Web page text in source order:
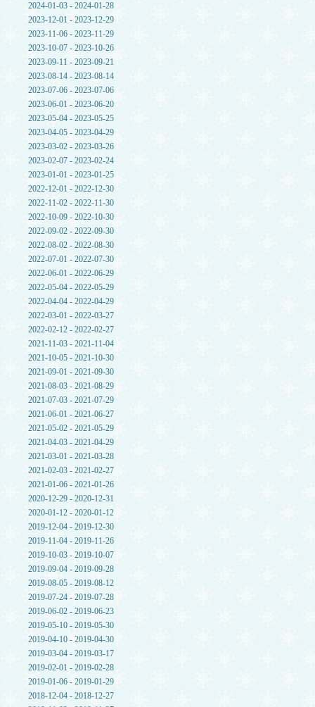
2024-01-03 - 2024-01-28
2023-12-01 - 2023-12-29
2023-11-06 - 2023-11-29
2023-10-07 - 2023-10-26
2023-09-11 - 2023-09-21
2023-08-14 - 2023-08-14
2023-07-06 - 2023-07-06
2023-06-01 - 2023-06-20
2023-05-04 - 2023-05-25
2023-04-05 - 2023-04-29
2023-03-02 - 2023-03-26
2023-02-07 - 2023-02-24
2023-01-01 - 2023-01-25
2022-12-01 - 2022-12-30
2022-11-02 - 2022-11-30
2022-10-09 - 2022-10-30
2022-09-02 - 2022-09-30
2022-08-02 - 2022-08-30
2022-07-01 - 2022-07-30
2022-06-01 - 2022-06-29
2022-05-04 - 2022-05-29
2022-04-04 - 2022-04-29
2022-03-01 - 2022-03-27
2022-02-12 - 2022-02-27
2021-11-03 - 2021-11-04
2021-10-05 - 2021-10-30
2021-09-01 - 2021-09-30
2021-08-03 - 2021-08-29
2021-07-03 - 2021-07-29
2021-06-01 - 2021-06-27
2021-05-02 - 2021-05-29
2021-04-03 - 2021-04-29
2021-03-01 - 2021-03-28
2021-02-03 - 2021-02-27
2021-01-06 - 2021-01-26
2020-12-29 - 2020-12-31
2020-01-12 - 2020-01-12
2019-12-04 - 2019-12-30
2019-11-04 - 2019-11-26
2019-10-03 - 2019-10-07
2019-09-04 - 2019-09-28
2019-08-05 - 2019-08-12
2019-07-24 - 2019-07-28
2019-06-02 - 2019-06-23
2019-05-10 - 2019-05-30
2019-04-10 - 2019-04-30
2019-03-04 - 2019-03-17
2019-02-01 - 2019-02-28
2019-01-06 - 2019-01-29
2018-12-04 - 2018-12-27